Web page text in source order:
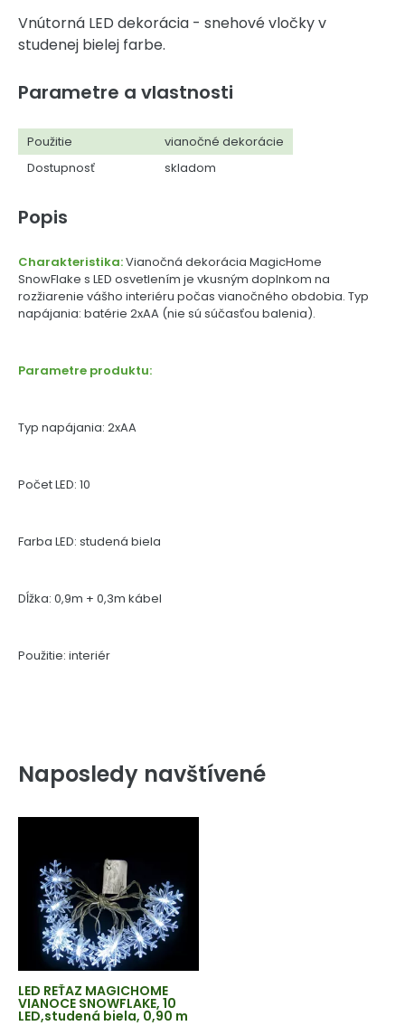
Vnútorná LED dekorácia - snehové vločky v
studenej bielej farbe.
Parametre a vlastnosti
Použitie
vianočné dekorácie
Dostupnosť
skladom
Popis
Charakteristika:Vianočná dekorácia MagicHome
SnowFlake s LED osvetlením je vkusným doplnkom na
rozžiarenie vášho interiéru počas vianočného obdobia. Typ
napájania: batérie 2xAA (nie sú súčasťou balenia).
Parametre produktu:
Typ napájania: 2xAA
Počet LED: 10
Farba LED: studená biela
Dĺžka: 0,9m + 0,3m kábel
Použitie: interiér
Naposledy navštívené
LED REŤAZ MAGICHOME
VIANOCE SNOWFLAKE, 10
LED,studená biela, 0,90 m